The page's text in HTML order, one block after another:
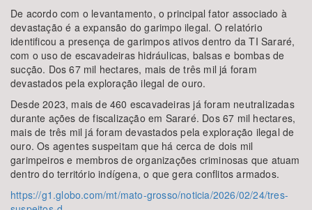
De acordo com o levantamento, o principal fator associado à
devastação é a expansão do garimpo ilegal. O relatório
identificou a presença de garimpos ativos dentro da TI Sararé,
com o uso de escavadeiras hidráulicas, balsas e bombas de
sucção. Dos 67 mil hectares, mais de três mil já foram
devastados pela exploração ilegal de ouro.
Desde 2023, mais de 460 escavadeiras já foram neutralizadas
durante ações de fiscalização em Sararé. Dos 67 mil hectares,
mais de três mil já foram devastados pela exploração ilegal de
ouro. Os agentes suspeitam que há cerca de dois mil
garimpeiros e membros de organizações criminosas que atuam
dentro do território indígena, o que gera conflitos armados.
https://g1.globo.com/mt/mato-grosso/noticia/2026/02/24/tres-